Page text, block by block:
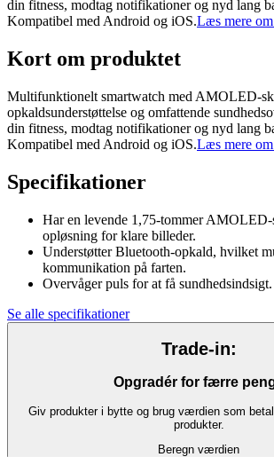
din fitness, modtag notifikationer og nyd lang
Kompatibel med Android og iOS.Læs mere
Kort om produktet
Multifunktionelt smartwatch med AMOLED-
opkaldsunderstøttelse og omfattende
din fitness, modtag notifikationer og nyd lang
Kompatibel med Android og iOS.Læs mere
Specifikationer
Har en levende 1,75-tommer
opløsning for klare billeder.
Understøtter Bluetooth-opkald, hvilket
kommunikation på farten.
Overvåger puls for at få sundhedsindsigt.
Se alle specifikationer
Trade-in:
Opgradér for færre
Giv produkter i bytte og brug værdien som
produkter.
Beregn værdien